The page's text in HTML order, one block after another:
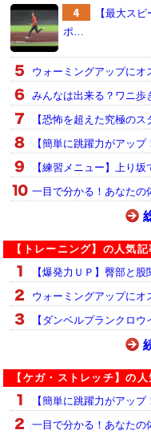
【最大ス
ポ…
ウォーミングアップに
みんなは出来る？ワニ
【恐怖を超えた究極の
【簡単に跳躍力がアッ
【練習メニュー】上り
一目で分かる！あなたの
【トレーニング】の人気
【爆発力ＵＰ】臀部と
ウォーミングアップに
【ダンベルプランクロ
【ケガ・ストレッチ】の
【簡単に跳躍力がアッ
一目で分かる！あなたの